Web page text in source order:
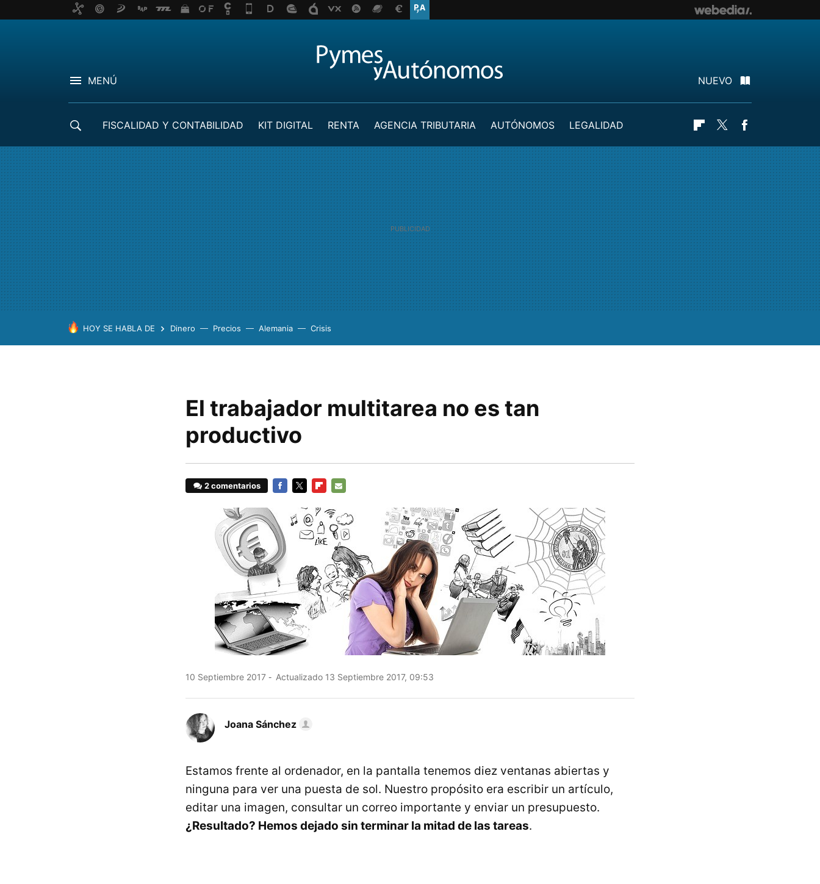
MENÚ NUEVO
FISCALIDAD Y CONTABILIDAD KIT DIGITAL RENTA AGENCIA TRIBUTARIA AUTÓNOMOS
LEGALIDAD
Flipboard
Twitter
HOY SE HABLA DE Dinero Precios Alemania Crisis
El trabajador multitarea no es tan
productivo
2 comentarios
MAIL
10 Septiembre 2017 Actualizado 13 Septiembre 2017, 09:53
Joana Sánchez
Estamos frente al ordenador, en la pantalla tenemos diez ventanas abiertas y
ninguna para ver una puesta de sol. Nuestro propósito era escribir un artículo,
editar una imagen, consultar un correo importante y enviar un presupuesto.
¿Resultado? Hemos dejado sin terminar la mitad de las tareas.